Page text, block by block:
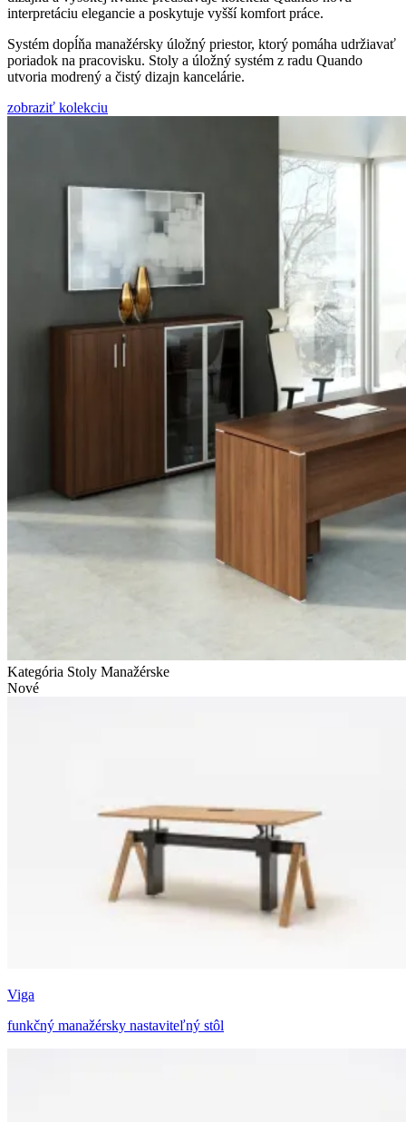
interpretáciu elegancie a poskytuje vyšší komfort práce.
Systém dopĺňa manažérsky úložný priestor, ktorý pomáha udržiavať
poriadok na pracovisku. Stoly a úložný systém z radu Quando
utvoria modrený a čistý dizajn kancelárie.
zobraziť kolekciu
Kategória Stoly Manažérske
Nové
Viga
funkčný manažérsky nastaviteľný stôl